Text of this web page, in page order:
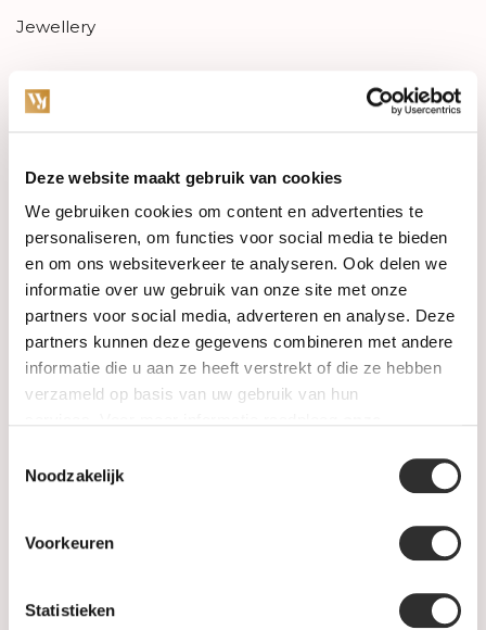
Deze website maakt gebruik van cookies
We gebruiken cookies om content en advertenties te
personaliseren, om functies voor social media te bieden
en om ons websiteverkeer te analyseren. Ook delen we
informatie over uw gebruik van onze site met onze
partners voor social media, adverteren en analyse. Deze
partners kunnen deze gegevens combineren met andere
informatie die u aan ze heeft verstrekt of die ze hebben
verzameld op basis van uw gebruik van hun
Noodzakelijk
Voorkeuren
Statistieken
Jewellery
PRE-OWNED
Luxury Accessories
Maatwerk
Gents Jewelry
SALE
Information
Levertijd & verzendkosten